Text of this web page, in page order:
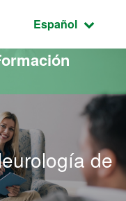
Idioma
Español
de